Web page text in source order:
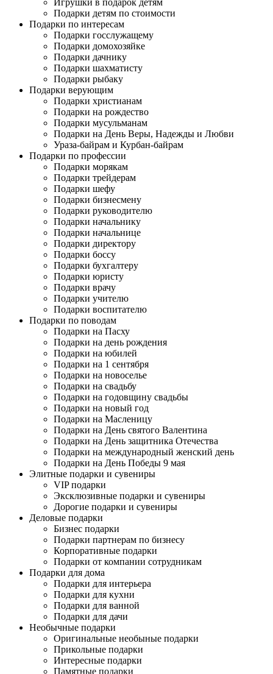
Игрушки в подарок детям
Подарки детям по стоимости
Подарки по интересам
Подарки госслужащему
Подарки домохозяйке
Подарки дачнику
Подарки шахматисту
Подарки рыбаку
Подарки верующим
Подарки христианам
Подарки на рождество
Подарки мусульманам
Подарки на День Веры, Надежды и Любви
Ураза-байрам и Курбан-байрам
Подарки по профессии
Подарки морякам
Подарки трейдерам
Подарки шефу
Подарки бизнесмену
Подарки руководителю
Подарки начальнику
Подарки начальнице
Подарки директору
Подарки боссу
Подарки бухгалтеру
Подарки юристу
Подарки врачу
Подарки учителю
Подарки воспитателю
Подарки по поводам
Подарки на Пасху
Подарки на день рождения
Подарки на юбилей
Подарки на 1 сентября
Подарки на новоселье
Подарки на свадьбу
Подарки на годовщину свадьбы
Подарки на новый год
Подарки на Масленицу
Подарки на День святого Валентина
Подарки на День защитника Отечества
Подарки на международный женский день
Подарки на День Победы 9 мая
Элитные подарки и сувениры
VIP подарки
Эксклюзивные подарки и сувениры
Дорогие подарки и сувениры
Деловые подарки
Бизнес подарки
Подарки партнерам по бизнесу
Корпоративные подарки
Подарки от компании сотрудникам
Подарки для дома
Подарки для интерьера
Подарки для кухни
Подарки для ванной
Подарки для дачи
Необычные подарки
Оригинальные необыные подарки
Прикольные подарки
Интересные подарки
Памятные подарки